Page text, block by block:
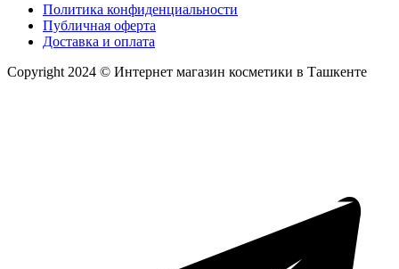
Политика конфиденциальности
Публичная оферта
Доставка и оплата
Copyright 2024 © Интернет магазин косметики в Ташкенте